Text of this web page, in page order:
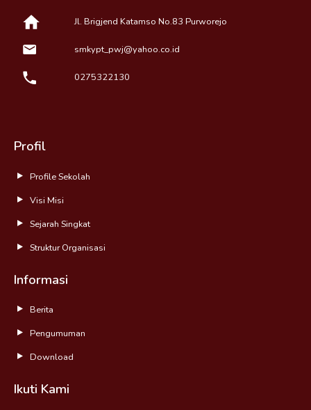
Jl. Brigjend Katamso No.83 Purworejo
smkypt_pwj@yahoo.co.id
0275322130
Profil
Profile Sekolah
Visi Misi
Sejarah Singkat
Struktur Organisasi
Informasi
Berita
Pengumuman
Download
Ikuti Kami